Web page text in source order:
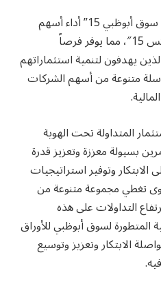
ويتبع صندوق “شيميرا فوتسي سوق أبوظبي 15” أداء أسهم
الشركات المكونة لمؤشر “فاداكس 15″، مما يوفر فرصاً
يهدفون لتنمية استثماراتهم
متنوعة من أسهم الشركات
المتداولة تحت الهوية
بسيولة معززة وتعزيز قدرة
الابتكار وتوفير استراتيجيات
تغطي مجموعة متنوعة من
التداولات على هذه
المتطورة لسوق أبوظبي للأوراق
الابتكار وتعزيز وتوسيع